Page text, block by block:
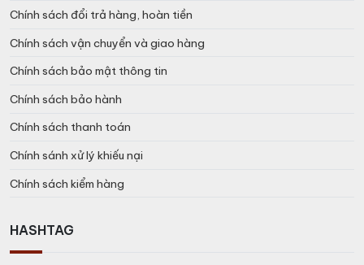
tháng trong thùng gỗ sồi và 10 tháng ổn định trọng
Màu sắc: Rượu có màu đỏ đậm đặc.
Hương thơm: Hương thơm của các loại quả mọng chín
Hương vị: Trong khoảng miệng là vị cay nhẹ của tiêu
đen và đinh hương, hậu vị kéo dài và sâu với hoa quả
đỏ.
Chính sách đổi trả hàng, hoàn tiền
Chính sách vận chuyển và giao hàng
Chính sách bảo mật thông tin
Chính sách bảo hành
Chính sách thanh toán
Chính sánh xử lý khiếu nại
Chính sách kiểm hàng
HASHTAG